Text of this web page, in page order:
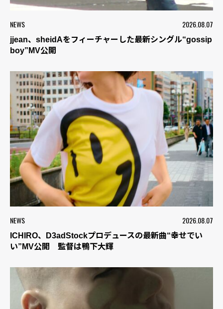
NEWS 2026.08.07
jjean、sheidAをフィーチャーした最新シングル“gossip
boy”MV公開
NEWS 2026.08.07
ICHIRO、D3adStockプロデュースの最新曲“幸せでい
い”MV公開 監督は鴨下大輝